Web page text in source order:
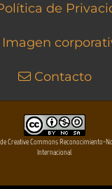
de
Contacto
de Creative Commons Reconocimiento-
Internacional